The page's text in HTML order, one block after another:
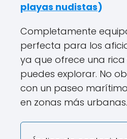
playas nudistas)
Completamente
perfecta para los
ya que ofrece una
puedes explorar. No
con un paseo
en zonas más urbanas.